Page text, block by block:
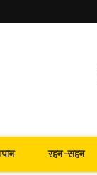
रहन-सहन